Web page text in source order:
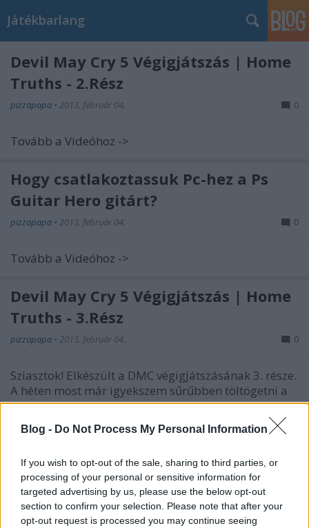
Blog - Do Not Process My Personal Information
If you wish to opt-out of the sale, sharing to third parties, or
processing of your personal or sensitive information for
targeted advertising by us, please use the below opt-out
section to confirm your selection. Please note that after your
opt-out request is processed you may continue seeing
Játékbarlang
Devil May Cry 5 Végigjátszás | Home
Truths - 2.Rész
pizzapapa • 2013. február 04. 0
Tovább a Videóhoz ->
Hogy csatlakoztassuk Pc-hez a Ps
Guitar Hero gitárt?
pizzapapa • 2013. február 04. 0
Tovább a Videóhoz ->
Devil May Cry 5 Végigjátszás | Home
Truths - 3.Rész
pizzapapa • 2013. február 04. 0
Sziasztok! Elkészült a DMC végigjátszásának 3. része.
A héten most már igyekszem sűrűbben töltögetni a
részeket.- Bial
Tovább a Videóhoz ...
Warzone: Let's Play: Rock of Ages -
5.Rész
pizzapapa •2013. február 04.